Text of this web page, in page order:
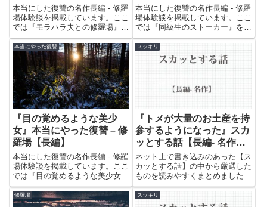
本当にした復讐の名作長編 - 修羅
場体験談を掲載しています。ここ
では『モラハラ夫との修羅場』を
紹介しています。悪い奴らへの復
讐劇をお楽しみください。
本当にした復讐の名作長編 - 修羅
場体験談を掲載しています。ここ
では『同級生のストーカー』を紹
介しています。悪い奴らへの復讐
劇をお楽しみください。
本当にやった復讐
『目の覚めるような美少
女』本当にやった復讐 – 修
羅場【長編】
本当にした復讐の名作長編 - 修羅
場体験談を掲載しています。ここ
では『目の覚めるような美少女』
を紹介しています。悪い奴らへの
復讐劇をお楽しみください。
スッキリ
『トメが大量のお土産を持
参するようになった』スカ
ッとする話【長編- 名作ま
とめ】
ネット上で書き込みのあった【ス
カッとする話】の中から厳選した
ものを読みやすくまとめました。
世の中の無礼で恥知らずな人たち
のやられっぷりをお楽しみくださ
修羅場 スッキリ